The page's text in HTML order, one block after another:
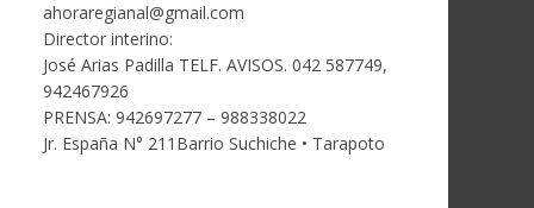
ahoraregianal@gmail.com
Director interino:
José Arias Padilla TELF. AVISOS. 042 587749,
942467926
PRENSA: 942697277 – 988338022
Jr. España N° 211Barrio Suchiche • Tarapoto